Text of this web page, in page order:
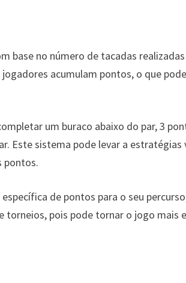
base no número de tacadas
acumulam pontos, o que
um buraco abaixo do par, 3
Este sistema pode levar a estratégias
pontos.
de pontos para o seu
pois pode tornar o jogo mais